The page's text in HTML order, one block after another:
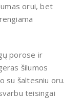
orui, bet
porose ir
šilumos
su šaltesniu oru.
teisingai